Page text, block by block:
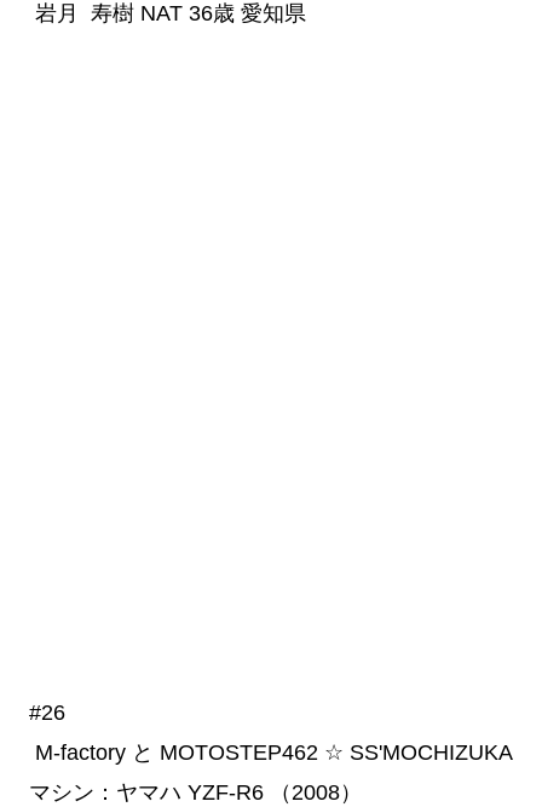
岩月 寿樹 NAT 36歳 愛知県
#26
M-factory と MOTOSTEP462 ☆ SS'MOCHIZUKA
マシン：ヤマハ YZF-R6 （2008）